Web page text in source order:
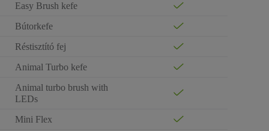
Easy Brush kefe
Bútorkefe
Réstisztító fej
Animal Turbo kefe
Animal turbo brush with
LEDs
Mini Flex